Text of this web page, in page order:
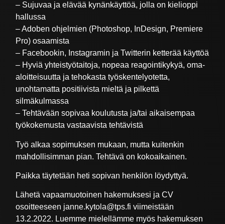
– Sujuvaa ja elävää kynänkäyttöä, jolla on kielioppi
hallussa
– Adoben ohjelmien (Photoshop, InDesign, Premiere
Pro) osaamista
– Facebookin, Instagramin ja Twitterin ketterää käyttöä
– Hyviä yhteistyötaitoja, nopeaa reagointikykyä, oma-
aloitteisuutta ja tehokasta työskentelyotetta,
unohtamatta positiivista mieltä ja pilkettä
silmäkulmassa
– Tehtävään sopivaa koulutusta ja/tai aikaisempaa
työkokemusta vastaavista tehtävistä
Työ alkaa sopimuksen mukaan, mutta kuitenkin
mahdollisimman pian. Tehtävä on kokoaikainen.
Paikka täytetään heti sopivan henkilön löydyttyä.
Lähetä vapaamuotoinen hakemuksesi ja CV
osoitteeseen janne.kytola@tps.fi viimeistään
13.2.2022. Luemme mielellämme myös hakemuksen